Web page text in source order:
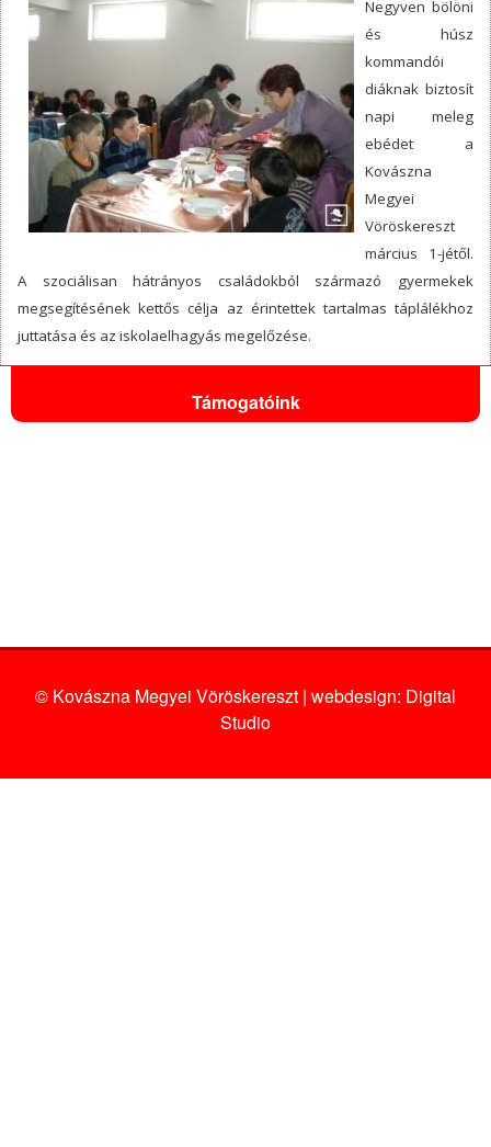
Negyven bölöni
és húsz
kommandói
diáknak biztosít
napi meleg
ebédet a
Kovászna
Megyei
Vöröskereszt
március 1-jétől.
A szociálisan hátrányos családokból származó gyermekek
megsegítésének kettős célja az érintettek tartalmas táplálékhoz
juttatása és az iskolaelhagyás megelőzése.
Támogatóink
© Kovászna Megyei Vöröskereszt | webdesign: Digital
Studio